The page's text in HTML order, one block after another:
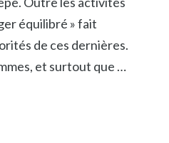
équilibré » fait
de ces dernières.
et surtout que …